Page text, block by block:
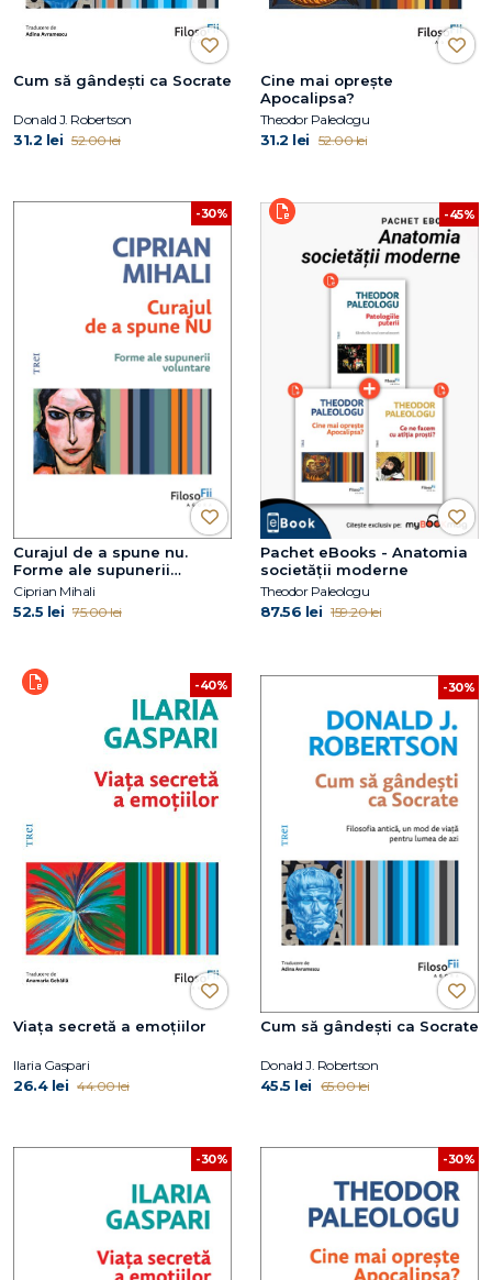
Cum să gândești ca Socrate
Donald J. Robertson
31.2 lei 52.00 lei
Cine mai oprește
Apocalipsa?
Theodor Paleologu
31.2 lei 52.00 lei
-30%
Curajul de a spune nu.
Forme ale supunerii
voluntare
Ciprian Mihali
52.5 lei 75.00 lei
-45%
Pachet eBooks - Anatomia
societății moderne
Theodor Paleologu
87.56 lei 159.20 lei
-40%
Viața secretă a emoțiilor
Ilaria Gaspari
26.4 lei 44.00 lei
-30%
Cum să gândești ca Socrate
Donald J. Robertson
45.5 lei 65.00 lei
-30% -30%